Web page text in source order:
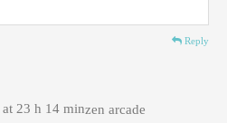
Reply
zen arcade
23 h 14 min